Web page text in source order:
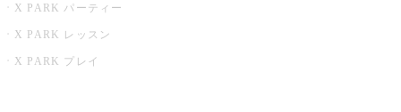
X PARK パーティー
X PARK レッスン
X PARK プレイ